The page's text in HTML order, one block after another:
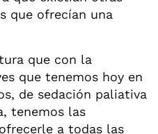
que ofrecían una
que con la
que tenemos hoy en
de sedación paliativa
tenemos las
a todas las